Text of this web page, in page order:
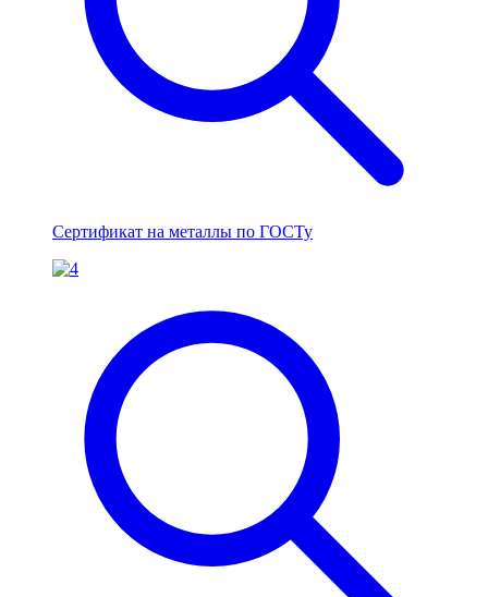
Сертификат на металлы по ГОСТу